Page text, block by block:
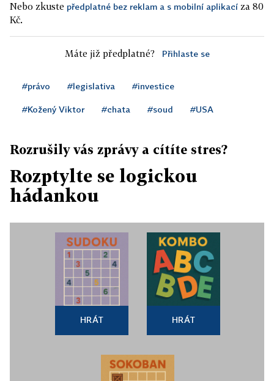
Nebo zkuste předplatné bez reklam a s mobilní aplikací za 80
Kč.
Máte již předplatné? Přihlaste se
#právo #legislativa #investice
#Kožený Viktor #chata #soud #USA
Rozrušily vás zprávy a cítíte stres?
Rozptylte se logickou
hádankou
HRÁT HRÁT